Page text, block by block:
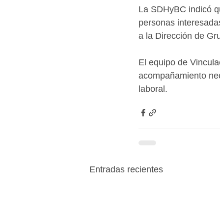
La SDHyBC indicó
personas
a la Dirección de
El equipo de
acompañamiento
laboral.
Entradas recientes